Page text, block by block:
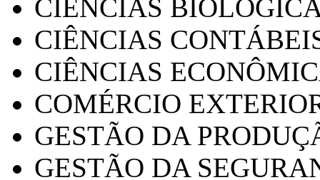
CIÊNCIAS
CIÊNCIAS
CIÊNCIAS
COMÉRCIO
GESTÃO DA
GESTÃO DA